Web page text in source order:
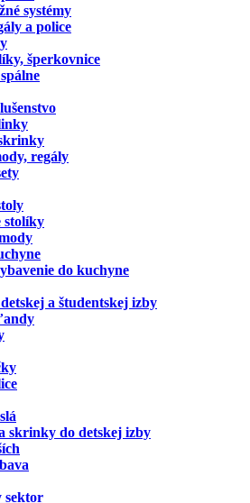
systémy
a police
šperkovnice
regály
stolíky
do kuchyne
a študentskej izby
skrinky do detskej izby
sektor